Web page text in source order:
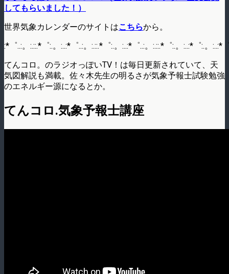
してもらいました！）
世界気象カレンダーのサイトはこちらから。
:*゜..:。:.::.*゜:.。:..:*゜..:。:.::.*゜:.。:..:*゜..:。:.::.*゜:.。:..:*゜:.。:..:*
てんコロ。のラジオっぽいTV！は毎日更新されていて、天
気図解説も満載。佐々木先生の明るさが気象予報士試験勉強
のエネルギー源になるとか。
てんコロ.気象予報士講座